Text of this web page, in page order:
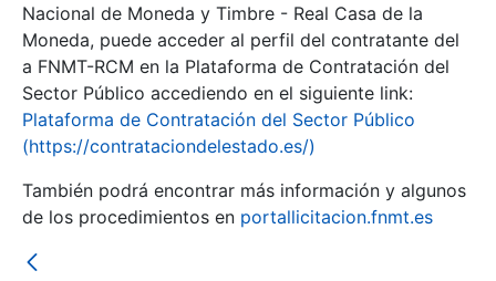
Nacional de Moneda y Timbre - Real Casa de la
Moneda, puede acceder al perfil del contratante del
a FNMT-RCM en la Plataforma de Contratación del
Sector Público accediendo en el siguiente link:
Plataforma de Contratación del Sector Público
(https://contrataciondelestado.es/)
También podrá encontrar más información y algunos
de los procedimientos en portallicitacion.fnmt.es